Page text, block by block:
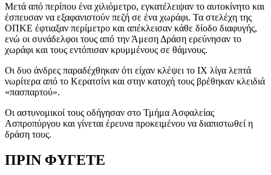
Μετά από περίπου ένα χιλιόμετρο, εγκατέλειψαν το αυτοκίνητο και
έσπευσαν να εξαφανιστούν πεζή σε ένα χωράφι. Τα στελέχη της
ΟΠΚΕ έφτιαξαν περίμετρο και απέκλεισαν κάθε δίοδο διαφυγής,
ενώ οι συνάδελφοι τους από την Άμεση Δράση ερεύνησαν το
χωράφι και τους εντόπισαν κρυμμένους σε θάμνους.
Οι δυο άνδρες παραδέχθηκαν ότι είχαν κλέψει το ΙΧ λίγα λεπτά
νωρίτερα από το Κερατσίνι και στην κατοχή τους βρέθηκαν κλειδιά
«πασπαρτού».
Οι αστυνομικοί τους οδήγησαν στο Τμήμα Ασφαλείας
Ασπροπύργου και γίνεται έρευνα προκειμένου να διαπιστωθεί η
δράση τους.
ΠΡΙΝ ΦΥΓΕΤΕ